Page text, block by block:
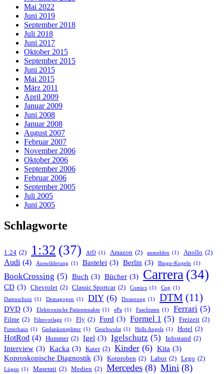
Mai 2022
Juni 2019
September 2018
Juli 2018
Juni 2017
Oktober 2015
September 2015
Juni 2015
Mai 2015
März 2011
April 2009
Januar 2009
Juni 2008
Januar 2008
August 2007
Februar 2007
November 2006
Oktober 2006
September 2006
Februar 2006
September 2005
Juli 2005
Juni 2005
Schlagworte
1:24 (2) 1:32 (37) AfD (1) Amazon (2) anmelden (1) Apollo (2)
Audi (4) Auswilderung (1) Bastelei (3) Berlin (3) Bingo-Kugeln (1)
BookCrossing (5) Buch (3) Bücher (3) Carrera (34)
CD (3) Chevrolet (2) Classic Sportcar (2) Comics (1) Cop (1)
Datenschutz (1) Demagogen (1) DIY (6) Dosierung (1) DTM (11)
DVD (3) Elektronische Patientenakte (1) ePa (1) Faschisten (1) Ferrari (5)
Filme (2) Filmvorlage (1) Fly (2) Ford (3) Formel 1 (5) Freizeit (2)
Futterhaus (1) Gedankensplitter (1) Geschwulst (1) Hells Angels (1) Hotel (2)
HotRod (4) Hummer (2) Igel (3) Igelschutz (5) Infostand (2)
Interview (3) Kacka (3) Kater (2) Kinder (6) Kita (3)
Koproskopische Diagnostik (3) Kotproben (2) Labor (2) Lego (2)
Lügen (1) Maserati (2) Medien (2) Mercedes (8) Mini (8)